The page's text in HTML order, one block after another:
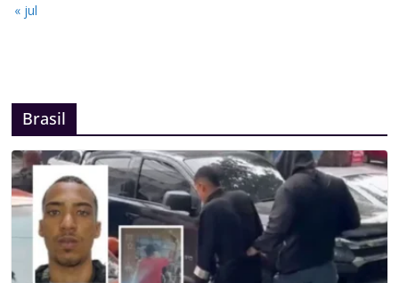
« jul
Brasil